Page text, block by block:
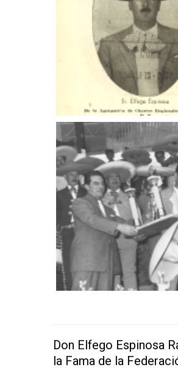
Don Elfego Espinosa
la Fama de la